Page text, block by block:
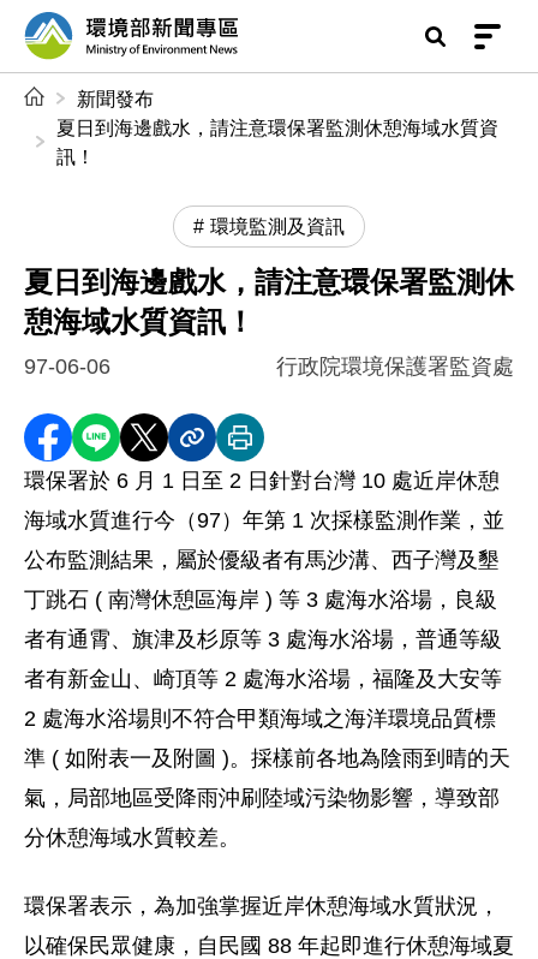
前往中央內容區塊
環境部新聞專區
新聞發布
夏日到海邊戲水，請注意環保署監測休憩海域水質資
訊！
環境監測及資訊
夏日到海邊戲水，請注意環保署監測休
憩海域水質資訊！
97-06-06 行政院環境保護署監資處
分享至 Facebook
分享到 LINE
分享到 X分享內容連結
列印本頁
環保署於 6 月 1 日至 2 日針對台灣 10 處近岸休憩
海域水質進行今（97）年第 1 次採樣監測作業，並
公布監測結果，屬於優級者有馬沙溝、西子灣及墾
丁跳石 ( 南灣休憩區海岸 ) 等 3 處海水浴場，良級
者有通霄、旗津及杉原等 3 處海水浴場，普通等級
者有新金山、崎頂等 2 處海水浴場，福隆及大安等
2 處海水浴場則不符合甲類海域之海洋環境品質標
準 ( 如附表一及附圖 )。採樣前各地為陰雨到晴的天
氣，局部地區受降雨沖刷陸域污染物影響，導致部
分休憩海域水質較差。
環保署表示，為加強掌握近岸休憩海域水質狀況，
以確保民眾健康，自民國 88 年起即進行休憩海域夏